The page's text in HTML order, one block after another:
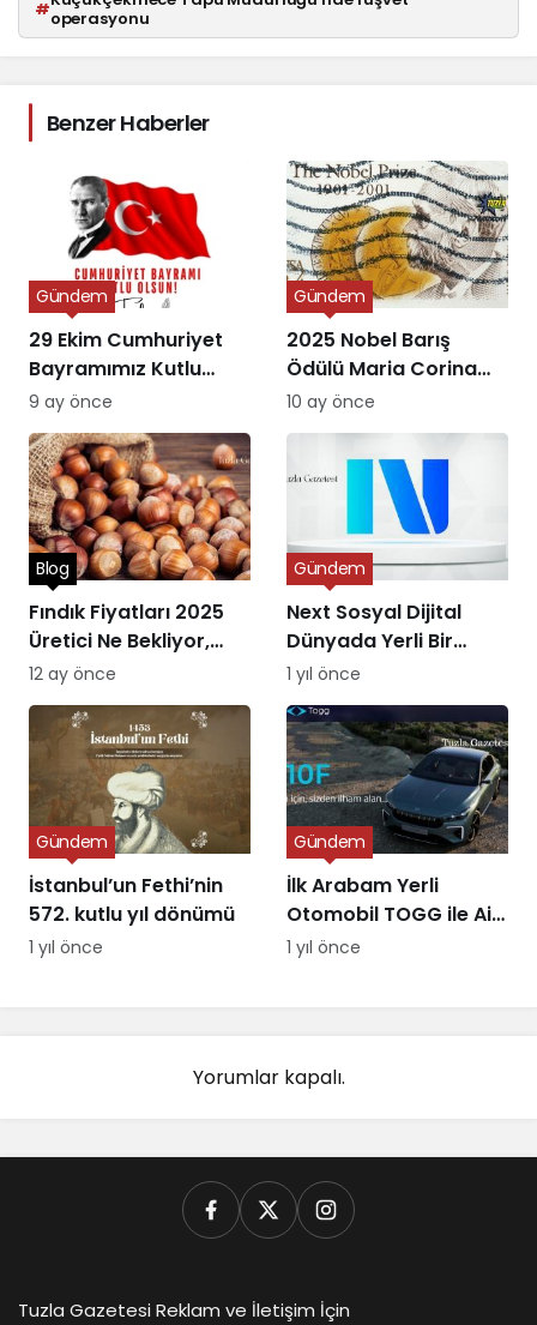
#operasyonu
Benzer Haberler
29 Ekim Cumhuriyet
Bayramımız Kutlu
Olsun
Gündem
9 ay önce
2025 Nobel Barış
Ödülü Maria Corina
Machado’ya Verildi
Gündem
10 ay önce
Fındık Fiyatları 2025
Üretici Ne Bekliyor,
Piyasa Ne Sunuyor?
Blog
12 ay önce
Next Sosyal Dijital
Dünyada Yerli Bir
Alternatifin Doğuşu
Gündem
1 yıl önce
İstanbul’un Fethi’nin
572. kutlu yıl dönümü
Gündem
1 yıl önce
İlk Arabam Yerli
Otomobil TOGG ile Aile
Destek Programı
Gündem
1 yıl önce
Yorumlar kapalı.
Tuzla Gazetesi Reklam ve İletişim İçin